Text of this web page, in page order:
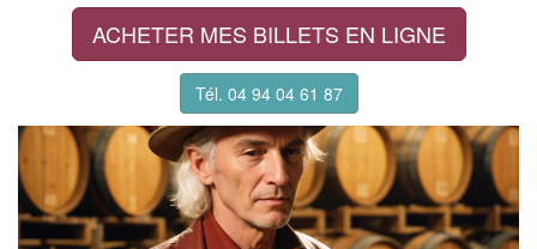
ACHETER MES BILLETS EN LIGNE
Tél. 04 94 04 61 87